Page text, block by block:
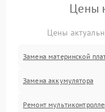
Цены
Цены
Замена материнской
Замена аккумулятора
Ремонт